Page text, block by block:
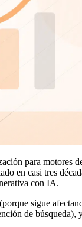
para motores
en casi tres
con IA.
sigue
de búsqueda),